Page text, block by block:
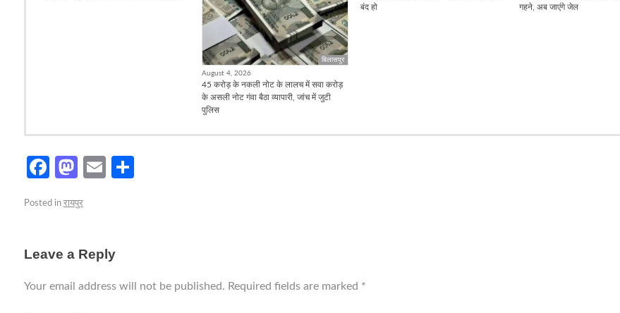
बिलासपुर
August 4, 2026
45 करोड़ के नकली नोट के लालच में सवा करोड़
के असली नोट गंवा बैठा व्यापारी, जांच में जुटी
पुलिस
बंद हो
गहने, अब जाएंगे जेल
Facebook
Mastodon
Email
Posted in रायपुर
Leave a Reply
Your email address will not be published. Required fields are marked *